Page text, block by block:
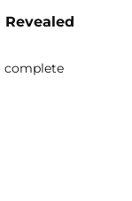
complete